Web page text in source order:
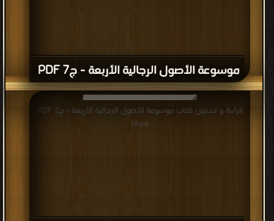
موسوعة الأصول الرجالية الأربعة - ج7 PDF
قراءة و تحميل كتاب موسوعة الأصول الرجالية الأربعة - ج2 PDF
مجانا